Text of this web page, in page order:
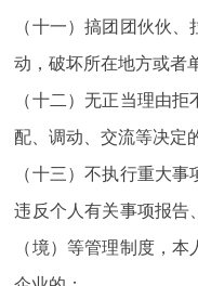
（十一）搞团团伙伙
动，破坏所在地方或者
（十二）无正当理由
配、调动、交流等决定
（十三）不执行重大
违反个人有关事项报告
（境）等管理制度，